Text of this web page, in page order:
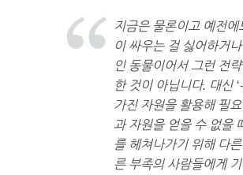
지금은 물론이고 예전에
이 싸우는 걸 싫어하거
인 동물이어서 그런 전
한 것이 아닙니다. 대신
가진 자원을 활용해 필
과 자원을 얻을 수 없을
를 헤쳐나가기 위해 다
른 부족의 사람들에게